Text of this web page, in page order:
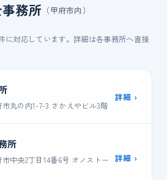
務所 （甲府市内）
に対応しています。詳細は各事務所へ直接
丸の内1-7-3 さかえやビル3階
詳細 ›
所
中央2丁目14番6号 オノストー
詳細 ›